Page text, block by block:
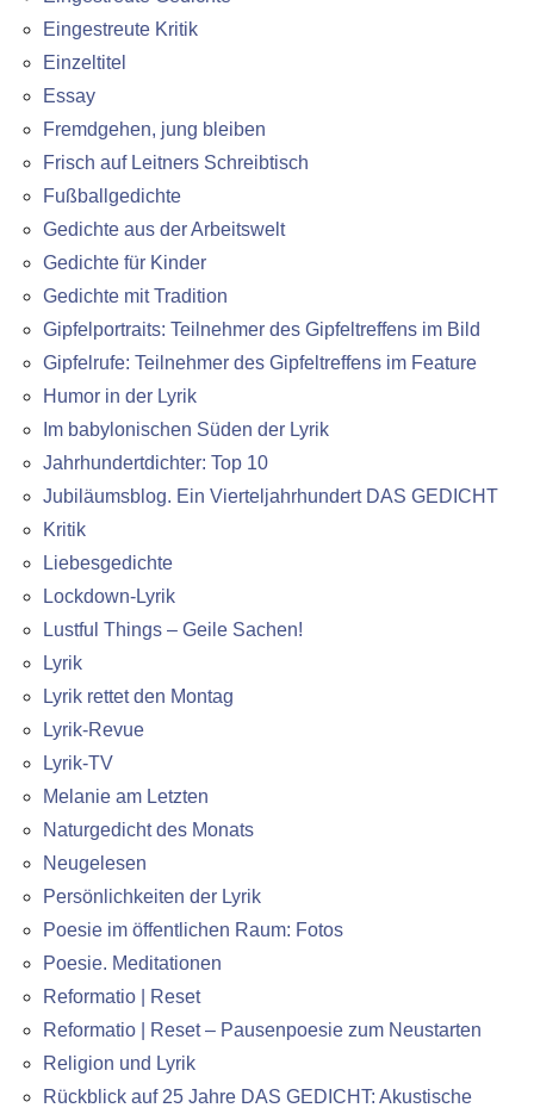
Eingestreute Kritik
Einzeltitel
Essay
Fremdgehen, jung bleiben
Frisch auf Leitners Schreibtisch
Fußballgedichte
Gedichte aus der Arbeitswelt
Gedichte für Kinder
Gedichte mit Tradition
Gipfelportraits: Teilnehmer des Gipfeltreffens im Bild
Gipfelrufe: Teilnehmer des Gipfeltreffens im Feature
Humor in der Lyrik
Im babylonischen Süden der Lyrik
Jahrhundertdichter: Top 10
Jubiläumsblog. Ein Vierteljahrhundert DAS GEDICHT
Kritik
Liebesgedichte
Lockdown-Lyrik
Lustful Things – Geile Sachen!
Lyrik
Lyrik rettet den Montag
Lyrik-Revue
Lyrik-TV
Melanie am Letzten
Naturgedicht des Monats
Neugelesen
Persönlichkeiten der Lyrik
Poesie im öffentlichen Raum: Fotos
Poesie. Meditationen
Reformatio | Reset
Reformatio | Reset – Pausenpoesie zum Neustarten
Religion und Lyrik
Rückblick auf 25 Jahre DAS GEDICHT: Akustische